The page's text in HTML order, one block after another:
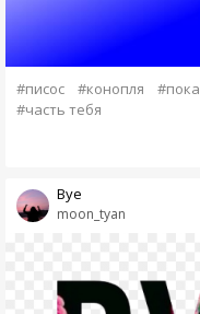
#писос #конопля #пока
#часть тебя
moon_tyan
Bye